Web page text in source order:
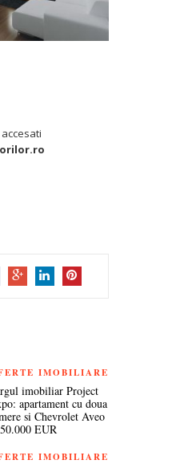
IMOBILIARE
imobiliar Project
apartament cu doua
si Chevrolet Aveo
EUR
IMOBILIARE